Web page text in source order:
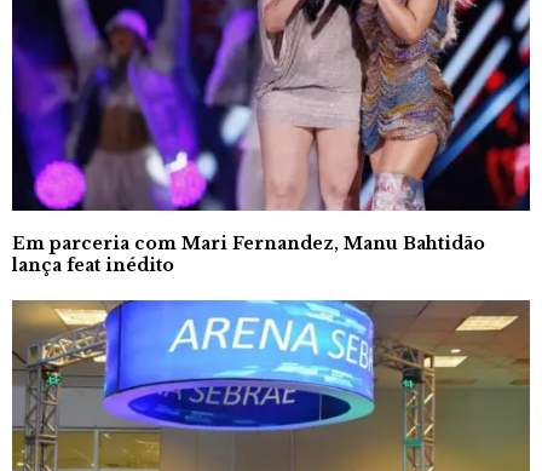
Em parceria com Mari Fernandez, Manu Bahtidão
lança feat inédito